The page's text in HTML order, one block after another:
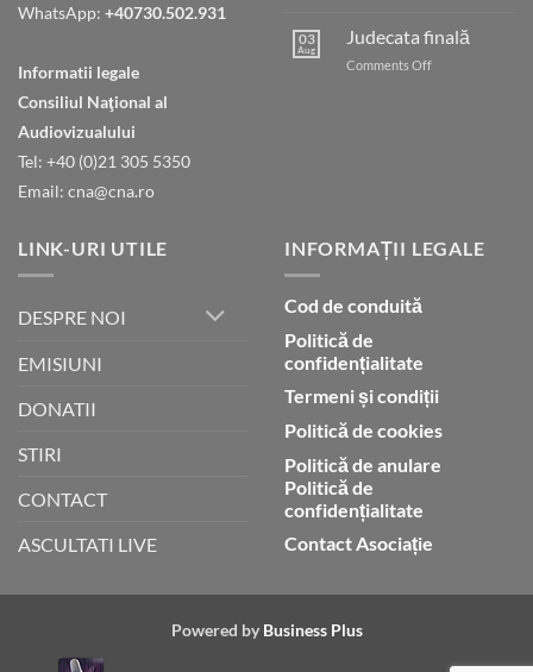
WhatsApp: +40730.502.931
Informatii legale
Consiliul Naţional al
Audiovizualului
Tel: +40 (0)21 305 5350
Email: cna@cna.ro
cu
Dumnezeu
prin
03
Aug
Judecata finală
Comments Offon
LINK-URI UTILE
DESPRE NOI
EMISIUNI
DONATII
STIRI
CONTACT
ASCULTATI LIVE
INFORMAȚII LEGALE
Cod de conduită
Politică de
confidențialitate
Termeni și condiții
Politică de cookies
Politică de anulare
Politică de
confidențialitate
Contact Asociație
Powered by Business Plus